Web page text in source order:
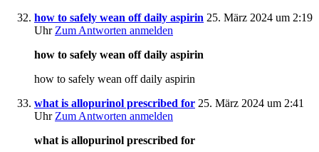
how to safely wean off daily aspirin 25. März 2024 um 2:19
Uhr Zum Antworten anmelden
how to safely wean off daily aspirin
how to safely wean off daily aspirin
what is allopurinol prescribed for 25. März 2024 um 2:41
Uhr Zum Antworten anmelden
what is allopurinol prescribed for